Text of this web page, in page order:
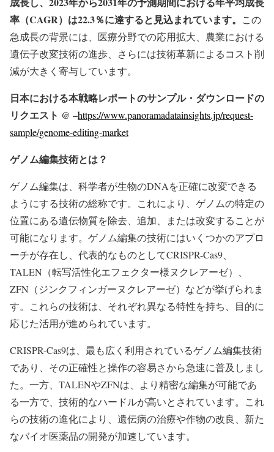
率（CAGR）は22.3％に達すると見込まれています。 この
急成長の背景には、医療分野での応用拡大、農業における
遺伝子改変技術の進歩、さらには技術革新によるコスト削
減が大きく寄与しています。
日本における本戦略レポートのサンプル・ダウンロードの
リクエスト @ –https://www.panoramadatainsights.jp/request-
sample/genome-editing-market
ゲノム編集技術とは？
ゲノム編集は、科学者が生物のDNAを正確に改変できる
ようにする技術の総称です。これにより、ゲノムの特定の
位置にある遺伝物質を除去、追加、または改変することが
可能になります。ゲノム編集の技術にはいくつかのアプロ
ーチが存在し、代表的なものとしてCRISPR-Cas9、
TALEN（転写活性化エフェクター様ヌクレアーゼ）、
ZFN（ジンクフィンガーヌクレアーゼ）などが挙げられま
す。これらの技術は、それぞれ異なる特性を持ち、目的に
応じた活用が進められています。
CRISPR-Cas9は、最も広く利用されているゲノム編集技術
であり、その正確性と操作の容易さから急速に普及しまし
た。一方、TALENやZFNは、より精密な編集が可能であ
る一方で、技術的なハードルが高いとされています。これ
らの技術の進化により、遺伝病の治療や作物の改良、新た
なバイオ医薬品の開発が加速しています。